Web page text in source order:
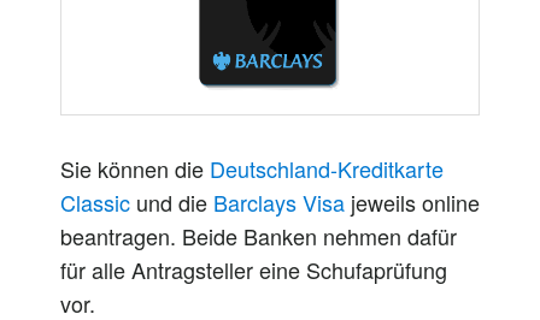
Sie können die Deutschland-Kreditkarte
Classic und die Barclays Visa jeweils online
beantragen. Beide Banken nehmen dafür
für alle Antragsteller eine Schufaprüfung
vor.